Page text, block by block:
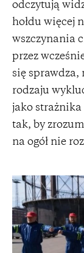
odczytują
hołdu więcej
wszczynania
przez
się sprawdza,
rodzaju
jako strażnika
tak, by
na ogół nie